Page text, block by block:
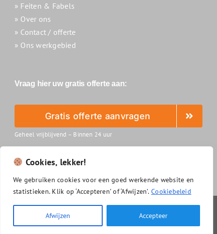
Cookies, lekker!
We gebruikencookiesvooreengoedwerkende website en
statistieken. Klik op ‘Accepteren’of ‘Afwijzen’. Cookiebeleid
Afwijzen Accepteer
» Feiten & Fabels
» Over ons
» Contact / offerte
» Ons werkgebied
Vraag hier uw gratis offerte aan:
Gratis offerte aanvragen
Geheel vrijblijvend – Binnen 24 uur
Privacyverklaring
Cookiebeleid